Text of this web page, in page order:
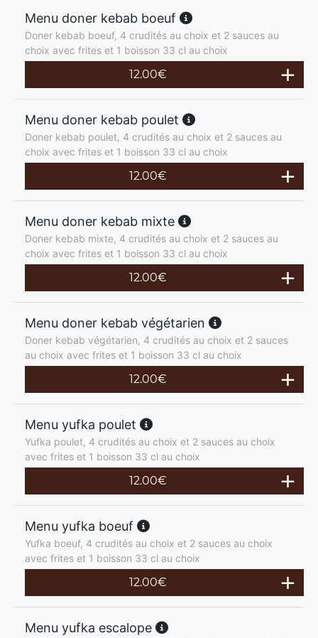
Menu doner kebab boeuf
Doner kebab boeuf, 4 crudités au choix et 2 sauces au
choix avec frites et 1 boisson 33 cl au choix
12.00€
Menu doner kebab poulet
Doner kebab poulet, 4 crudités au choix et 2 sauces au
choix avec frites et 1 boisson 33 cl au choix
12.00€
Menu doner kebab mixte
Doner kebab mixte, 4 crudités au choix et 2 sauces au
choix avec frites et 1 boisson 33 cl au choix
12.00€
Menu doner kebab végétarien
Doner kebab végétarien, 4 crudités au choix et 2 sauces
au choix avec frites et 1 boisson 33 cl au choix
12.00€
Menu yufka poulet
Yufka poulet, 4 crudités au choix et 2 sauces au choix
avec frites et 1 boisson 33 cl au choix
12.00€
Menu yufka boeuf
Yufka boeuf, 4 crudités au choix et 2 sauces au choix
avec frites et 1 boisson 33 cl au choix
12.00€
Menu yufka escalope